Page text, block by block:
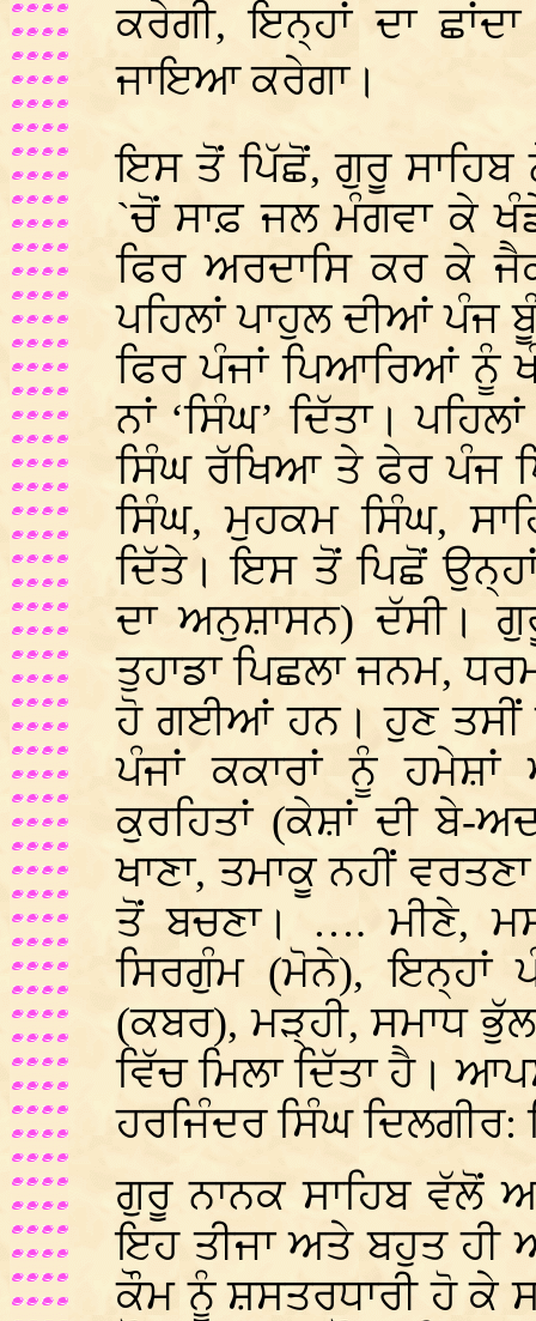
ਕਰੇਗੀ, ਇਨ੍ਹਾਂ ਦਾ
ਜਾਇਆ ਕਰੇਗਾ। 
ਇਸ ਤੋਂ ਪਿੱਛੋਂ, ਗੁਰੂ
`ਚੋਂ ਸਾਫ਼ ਜਲ ਮੰਗਵਾ ਕੇ
ਫਿਰ ਅਰਦਾਸਿ ਕਰ ਕੇ
ਪਹਿਲਾਂ ਪਾਹੁਲ ਦੀਆਂ
ਫਿਰ ਪੰਜਾਂ ਪਿਆਰਿਆਂ ਨੂੰ
ਨਾਂ ‘ਸਿੰਘ’ ਦਿੱਤਾ।
ਸਿੰਘ ਰੱਖਿਆ ਤੇ ਫੇਰ ਪੰਜ
ਸਿੰਘ, ਮੁਹਕਮ ਸਿੰਘ,
ਦਿੱਤੇ। ਇਸ ਤੋਂ ਪਿਛੋਂ
ਦਾ ਅਨੁਸ਼ਾਸਨ) ਦੱਸੀ।
ਤੁਹਾਡਾ ਪਿਛਲਾ ਜਨਮ,
ਹੋ ਗਈਆਂ ਹਨ। ਹੁਣ ਤਸੀਂ
ਪੰਜਾਂ ਕਕਾਰਾਂ ਨੂੰ
ਕੁਰਹਿਤਾਂ (ਕੇਸ਼ਾਂ ਦੀ ਬੇ-
ਖਾਣਾ, ਤਮਾਕੂ ਨਹੀਂ
ਤੋਂ ਬਚਣਾ। …. ਮੀਣੇ,
ਸਿਰਗੁੰਮ (ਮੋਨੇ), ਇਨ੍ਹਾਂ
(ਕਬਰ), ਮੜ੍ਹੀ, ਸਮਾਧ
ਵਿੱਚ ਮਿਲਾ ਦਿੱਤਾ ਹੈ।
ਹਰਜਿੰਦਰ ਸਿੰਘ ਦਿਲਗੀਰ:
ਗੁਰੂ ਨਾਨਕ ਸਾਹਿਬ ਵੱਲੋਂ
ਇਹ ਤੀਜਾ ਅਤੇ ਬਹੁਤ ਹੀ
ਕੌਮ ਨੂੰ ਸ਼ਸਤਰਧਾਰੀ ਹੋ ਕੇ